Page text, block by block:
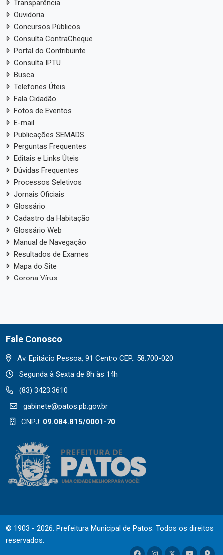
Transparência
Ouvidoria
Concursos Públicos
Consulta ContraCheque
Portal do Contribuinte
Consulta IPTU
Busca
Telefones Úteis
Fala Cidadão
Fotos de Eventos
E-mail
Publicações SEMADS
Perguntas Frequentes
Editais e Links Úteis
Dúvidas Frequentes
Processos Seletivos
Jornais Oficiais
Glossário
Cadastro da Habitação
Glossário Web
Manual de Navegação
Resultados de Exames
Mapa do Site
Corona Vírus
Fale Conosco
Av. Epitácio Pessoa, 91 Centro CEP.: 58.700-020
Segunda à Sexta de 8h às 14h
(83) 3423.3610
gabinete@patos.pb.gov.br
CNPJ: 09.084.815/0001-70
© 1903 - 2026. Prefeitura Municipal de Patos. Todos os direitos
reservados.